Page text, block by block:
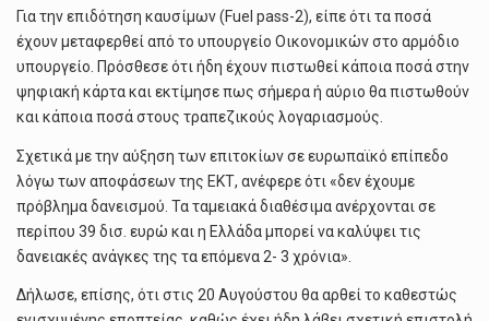
Για την επιδότηση καυσίμων (Fuel pass-2), είπε ότι τα ποσά
έχουν μεταφερθεί από το υπουργείο Οικονομικών στο αρμόδιο
υπουργείο. Πρόσθεσε ότι ήδη έχουν πιστωθεί κάποια ποσά στην
ψηφιακή κάρτα και εκτίμησε πως σήμερα ή αύριο θα πιστωθούν
και κάποια ποσά στους τραπεζικούς λογαριασμούς.
Σχετικά με την αύξηση των επιτοκίων σε ευρωπαϊκό επίπεδο
λόγω των αποφάσεων της ΕΚΤ, ανέφερε ότι «δεν έχουμε
πρόβλημα δανεισμού. Τα ταμειακά διαθέσιμα ανέρχονται σε
περίπου 39 δισ. ευρώ και η Ελλάδα μπορεί να καλύψει τις
δανειακές ανάγκες της τα επόμενα 2- 3 χρόνια».
Δήλωσε, επίσης, ότι στις 20 Αυγούστου θα αρθεί το καθεστώς